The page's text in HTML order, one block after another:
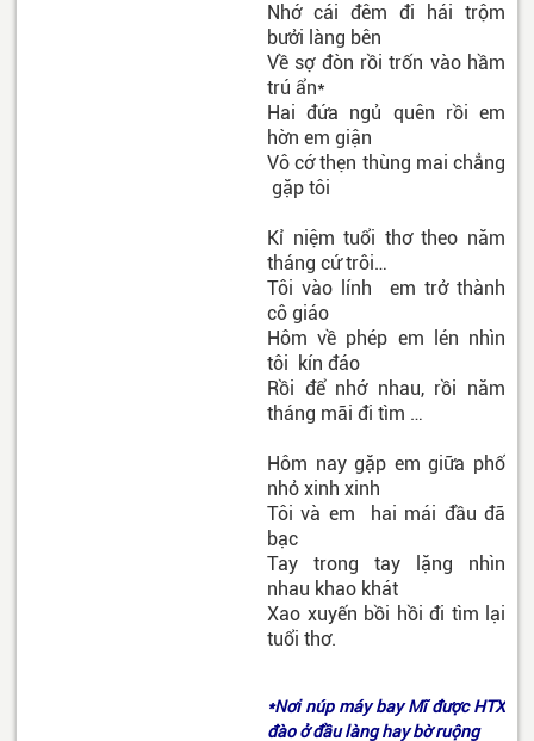
Nhớ cái đêm đi hái trộm
bưởi làng bên
Về sợ đòn rồi trốn vào hầm
trú ẩn*
Hai đứa ngủ quên rồi em
hờn em giận
Vô cớ thẹn thùng mai chẳng
gặp tôi
Kỉ niệm tuổi thơ theo năm
tháng cứ trôi…
Tôi vào lính em trở thành
cô giáo
Hôm về phép em lén nhìn
tôi kín đáo
Rồi để nhớ nhau, rồi năm
tháng mãi đi tìm …
Hôm nay gặp em giữa phố
nhỏ xinh xinh
Tôi và em hai mái đầu đã
bạc
Tay trong tay lặng nhìn
nhau khao khát
Xao xuyến bồi hồi đi tìm lại
tuổi thơ.
*Nơi núp máy bay Mĩ được HTX
đào ở đầu làng hay bờ ruộng